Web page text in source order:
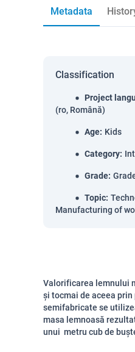
Metadata
Classification
Project
(ro, Română)
Age: Kids
Category:
Grade:
Topic:
Manufacturing of
Valorificarea lemnului
și tocmai de aceea prin
semifabricate se
masa lemnoasă
unui metru cub de